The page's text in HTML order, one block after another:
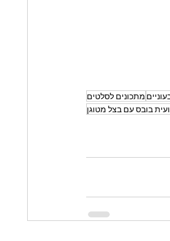
מתכונים לסלטים
בובס עם בצל מטוגן